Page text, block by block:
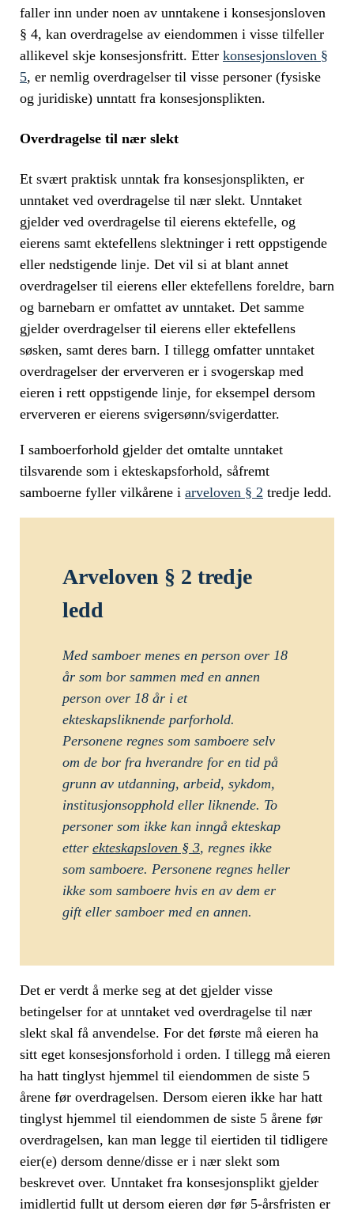
faller inn under noen av unntakene i konsesjonsloven
§ 4, kan overdragelse av eiendommen i visse tilfeller
allikevel skje konsesjonsfritt. Etter konsesjonsloven §
5, er nemlig overdragelser til visse personer (fysiske
og juridiske) unntatt fra konsesjonsplikten.
Overdragelse til nær slekt
Et svært praktisk unntak fra konsesjonsplikten, er
unntaket ved overdragelse til nær slekt. Unntaket
gjelder ved overdragelse til eierens ektefelle, og
eierens samt ektefellens slektninger i rett oppstigende
eller nedstigende linje. Det vil si at blant annet
overdragelser til eierens eller ektefellens foreldre, barn
og barnebarn er omfattet av unntaket. Det samme
gjelder overdragelser til eierens eller ektefellens
søsken, samt deres barn. I tillegg omfatter unntaket
overdragelser der erververen er i svogerskap med
eieren i rett oppstigende linje, for eksempel dersom
erververen er eierens svigersønn/svigerdatter.
I samboerforhold gjelder det omtalte unntaket
tilsvarende som i ekteskapsforhold, såfremt
samboerne fyller vilkårene i arveloven § 2 tredje ledd.
Arveloven § 2 tredje
ledd
Med samboer menes en person over 18
år som bor sammen med en annen
person over 18 år i et
ekteskapsliknende parforhold.
Personene regnes som samboere selv
om de bor fra hverandre for en tid på
grunn av utdanning, arbeid, sykdom,
institusjonsopphold eller liknende. To
personer som ikke kan inngå ekteskap
etter ekteskapsloven § 3, regnes ikke
som samboere. Personene regnes heller
ikke som samboere hvis en av dem er
gift eller samboer med en annen.
Det er verdt å merke seg at det gjelder visse
betingelser for at unntaket ved overdragelse til nær
slekt skal få anvendelse. For det første må eieren ha
sitt eget konsesjonsforhold i orden. I tillegg må eieren
ha hatt tinglyst hjemmel til eiendommen de siste 5
årene før overdragelsen. Dersom eieren ikke har hatt
tinglyst hjemmel til eiendommen de siste 5 årene før
overdragelsen, kan man legge til eiertiden til tidligere
eier(e) dersom denne/disse er i nær slekt som
beskrevet over. Unntaket fra konsesjonsplikt gjelder
imidlertid fullt ut dersom eieren dør før 5-årsfristen er